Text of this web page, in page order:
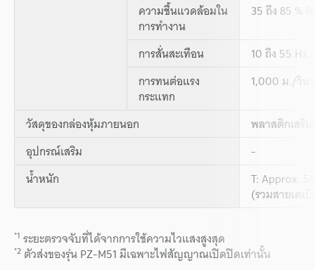
ความชื้นแวดล้อมใน
การทำงาน
35 ถึง 85 %
การสั่นสะเทือน
10 ถึง 55
การทนต่อแรง
กระแทก
1,000 ม./วิน
วัสดุของกล่องหุ้มภายนอก
พลาสติกเสริ
อุปกรณ์เสริม
-
น้ำหนัก
T: Approx.
(รวมสายเคเ
*1 ระยะตรวจจับที่ได้จากการใช้ความไวแสงสูงสุด
*2 ตัวส่งของรุ่น PZ-M51 มีเฉพาะไฟสัญญาณเปิดปิดเท่านั้น